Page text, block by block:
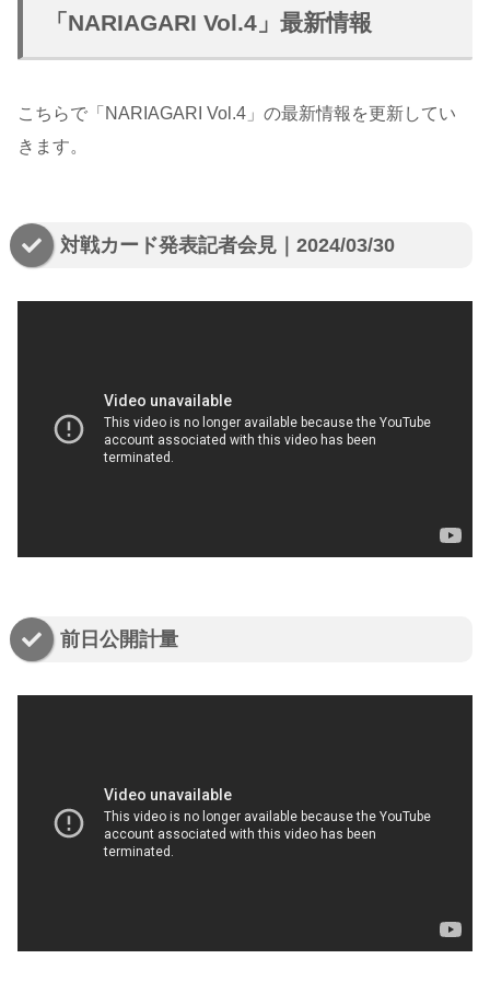
「NARIAGARI Vol.4」最新情報
こちらで「NARIAGARI Vol.4」の最新情報を更新してい
きます。
対戦カード発表記者会見｜2024/03/30
前日公開計量